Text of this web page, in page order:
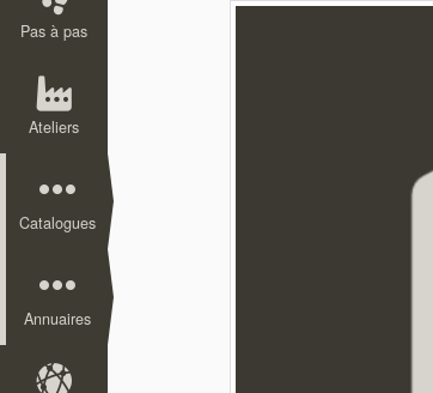
Pas à pas
Ateliers
Catalogues
Annuaires